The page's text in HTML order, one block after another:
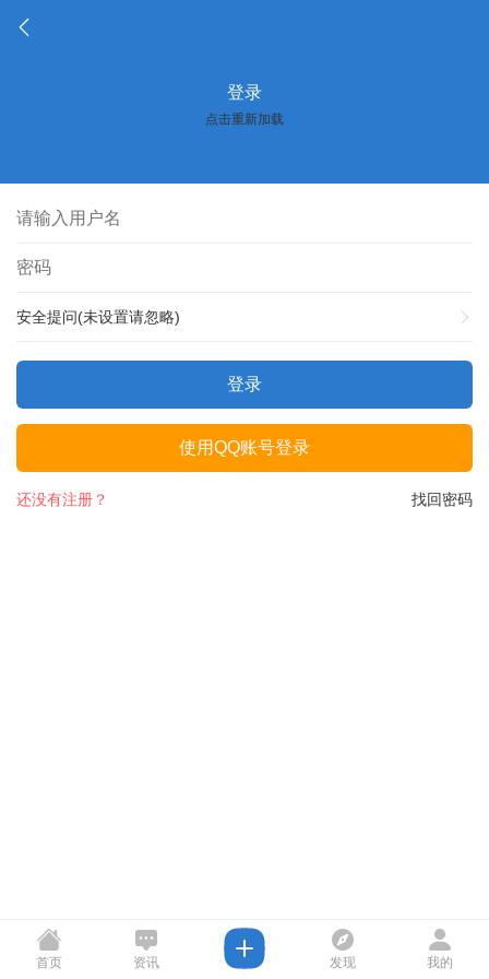
登录
点击重新加载
安全提问(未设置请忽略)
登录
使用QQ账号登录
找回密码
还没有注册？
首页 资讯 发现 我的